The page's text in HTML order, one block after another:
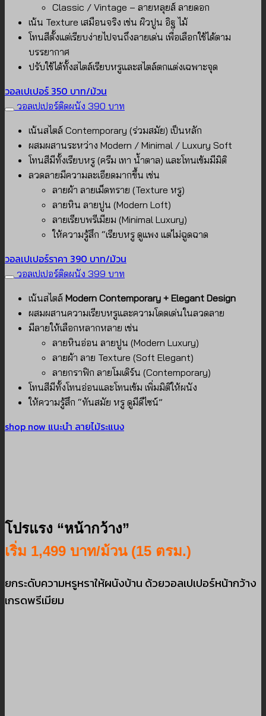
Classic / Vintage – ลายหลุยส์ ลายดอก
เน้น Texture เสมือนจริง เช่น ผิวปูน อิฐ ไม้
โทนสีตั้งแต่เรียบง่ายไปจนถึงลายเด่น เพื่อเลือกใช้ได้ตาม
บรรยากาศ
ปรับใช้ได้ทั้งสไตล์เรียบหรูและสไตล์ตกแต่งเฉพาะจุด
วอลเปเปอร์ 350 บาท/ม้วน
วอลเปเปอร์ติดผนัง 390 บาท
เน้นสไตล์ Contemporary (ร่วมสมัย) เป็นหลัก
ผสมผสานระหว่าง Modern / Minimal / Luxury Soft
โทนสีมีทั้งเรียบหรู (ครีม เทา น้ำตาล) และโทนเข้มมีมิติ
ลวดลายมีความละเอียดมากขึ้น เช่น
ลายผ้า ลายเม็ดทราย (Texture หรู)
ลายหิน ลายปูน (Modern Loft)
ลายเรียบพรีเมียม (Minimal Luxury)
ให้ความรู้สึก “เรียบหรู ดูแพง แต่ไม่ฉูดฉาด
วอลเปเปอร์ราคา 390 บาท/ม้วน
วอลเปเปอร์ติดผนัง 399 บาท
เน้นสไตล์ Modern Contemporary + Elegant Design
ผสมผสานความเรียบหรูและความโดดเด่นในลวดลาย
มีลายให้เลือกหลากหลาย เช่น
ลายหินอ่อน ลายปูน (Modern Luxury)
ลายผ้า ลาย Texture (Soft Elegant)
ลายกราฟิก ลายโมเดิร์น (Contemporary)
โทนสีมีทั้งโทนอ่อนและโทนเข้ม เพิ่มมิติให้ผนัง
ให้ความรู้สึก “ทันสมัย หรู ดูมีดีไซน์”
shop now แนะนำ ลายไม้ระแนง
โปรแรง “หน้ากว้าง”
เริ่ม 1,499 บาท/ม้วน (15 ตรม.)
ยกระดับความหรูหราให้ผนังบ้าน ด้วยวอลเปเปอร์หน้ากว้าง
เกรดพรีเมียม